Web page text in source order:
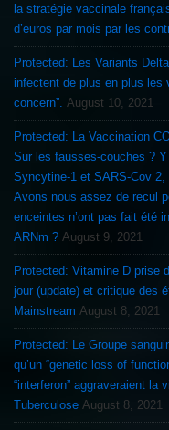
la stratégie vaccinale
d’euros par mois par les
Protected: Les Variants
infectent de plus en plus les
concern”. August 10, 2021
Protected: La Vaccination
Sur les fausses-couches ?
Syncytine-1 et SARS-Cov 2,
Avons nous assez de recul
enceintes n’ont pas fait été
ARNm ? August 9, 2021
Protected: Vitamine D prise
jour (update) et critique des
Mainstream August 8, 2021
Protected: Le Groupe
qu’un “genetic loss of
“interferon” aggraveraient la
Tuberculose August 8, 2021